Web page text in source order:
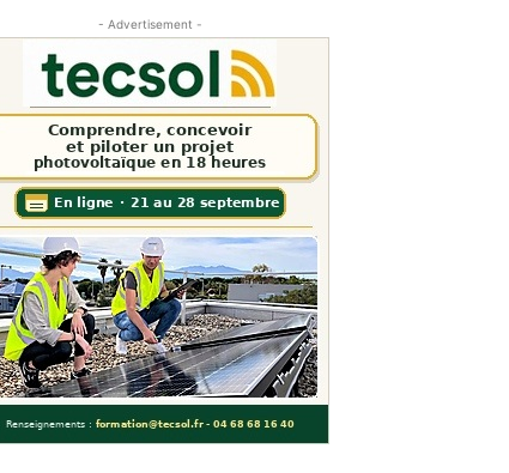
- Advertisement -